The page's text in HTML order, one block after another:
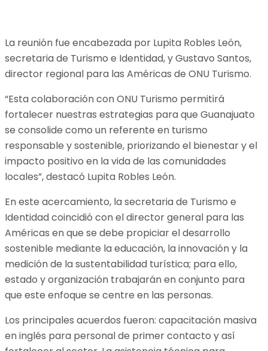
La reunión fue encabezada por Lupita Robles León,
secretaria de Turismo e Identidad, y Gustavo Santos,
director regional para las Américas de ONU Turismo.
“Esta colaboración con ONU Turismo permitirá
fortalecer nuestras estrategias para que Guanajuato
se consolide como un referente en turismo
responsable y sostenible, priorizando el bienestar y el
impacto positivo en la vida de las comunidades
locales”, destacó Lupita Robles León.
En este acercamiento, la secretaria de Turismo e
Identidad coincidió con el director general para las
Américas en que se debe propiciar el desarrollo
sostenible mediante la educación, la innovación y la
medición de la sustentabilidad turística; para ello,
estado y organización trabajarán en conjunto para
que este enfoque se centre en las personas.
Los principales acuerdos fueron: capacitación masiva
en inglés para personal de primer contacto y así